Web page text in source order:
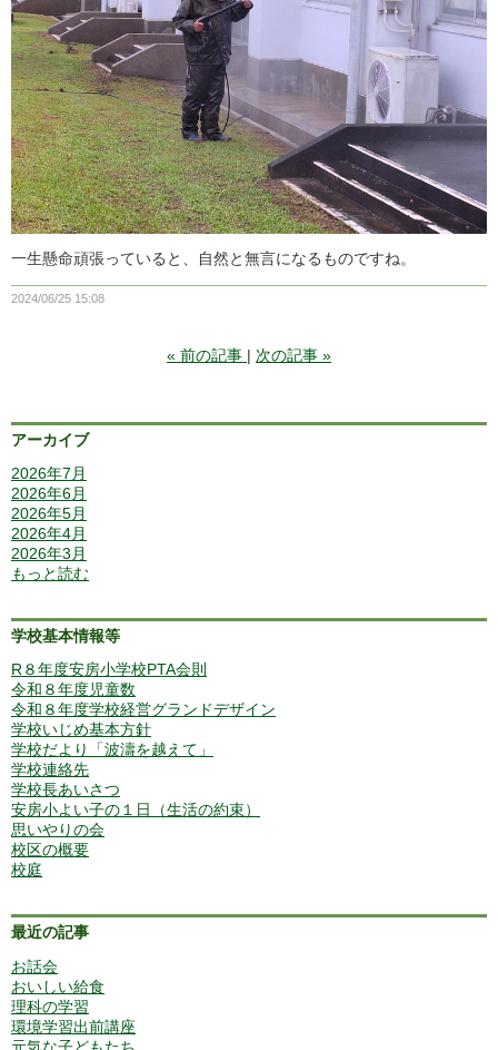
一生懸命頑張っていると、自然と無言になるものですね。
2024/06/25 15:08
« 前の記事 次の記事 »
アーカイブ
2026年7月
2026年6月
2026年5月
2026年4月
2026年3月
もっと読む
学校基本情報等
R８年度安房小学校PTA会則
令和８年度児童数
令和８年度学校経営グランドデザイン
学校いじめ基本方針
学校だより「波濤を越えて」
学校連絡先
学校長あいさつ
安房小よい子の１日（生活の約束）
思いやりの会
校区の概要
校庭
最近の記事
お話会
おいしい給食
理科の学習
環境学習出前講座
元気な子どもたち